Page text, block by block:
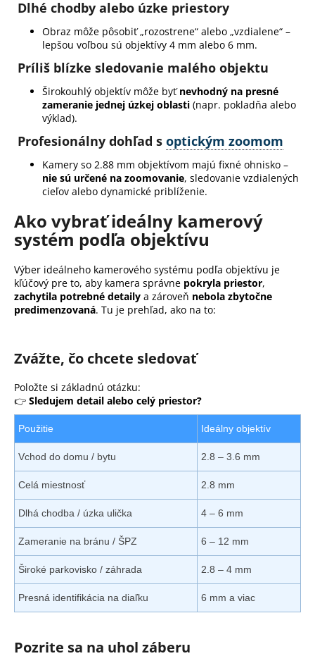
Dlhé chodby alebo úzke priestory
Obraz môže pôsobiť „rozostrene“ alebo „vzdialene“ –
lepšou voľbou sú objektívy 4 mm alebo 6 mm.
Príliš blízke sledovanie malého objektu
Širokouhlý objektív môže byťnevhodný na presné
zameranie jednej úzkej oblasti (napr. pokladňa alebo
výklad).
Profesionálny dohľad s optickým zoomom
Kamery so 2.88 mm objektívom majú fixné ohnisko –
nie sú určené na zoomovanie, sledovanie vzdialených
cieľov alebo dynamické priblíženie.
Ako vybrať ideálny kamerový
systém podľa objektívu
Výber ideálneho kamerového systému podľa objektívu je
kľúčový pre to, aby kamera správne pokryla priestor,
zachytila potrebné detaily a zároveň nebola zbytočne
predimenzovaná. Tu je prehľad, ako na to:
Zvážte, čo chcete sledovať
Položte si základnú otázku:
👉 Sledujem detail alebo celý priestor?
Použitie Ideálny objektív
Vchod do domu / bytu 2.8 – 3.6 mm
Celá miestnosť 2.8 mm
Dlhá chodba / úzka ulička 4 – 6 mm
Zameranie na bránu / ŠPZ 6 – 12 mm
Široké parkovisko / záhrada 2.8 – 4 mm
Presná identifikácia na diaľku 6 mm a viac
Pozrite sa na uhol záberu